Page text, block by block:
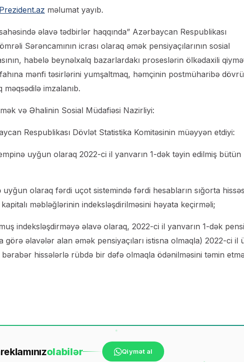
Prezident.az məlumat yayıb.
əlavə tədbirlər haqqında” Azərbaycan Respublikası
Sərəncamının icrası olaraq əmək pensiyaçılarının sosial
habelə beynəlxalq bazarlardakı proseslərin ölkədaxili
mənfi təsirlərini yumşaltmaq, həmçinin postmüharibə
məqsədilə imzalanıb.
və Əhalinin Sosial Müdafiəsi Nazirliyi:
Respublikası Dövlət Statistika Komitəsinin müəyyən etdiyi:
uyğun olaraq 2022-ci il yanvarın 1-dək təyin edilmiş
olaraq fərdi uçot sistemində fərdi hesabların sığorta
məbləğlərinin indeksləşdirilməsini həyata keçirməli;
indeksləşdirməyə əlavə olaraq, 2022-ci il yanvarın 1-dək
görə əlavələr alan əmək pensiyaçıları istisna olmaqla) 2022-ci il
hissələrlə rübdə bir dəfə olmaqla ödənilməsini təmin
reklamınızolabilər Qiymət al